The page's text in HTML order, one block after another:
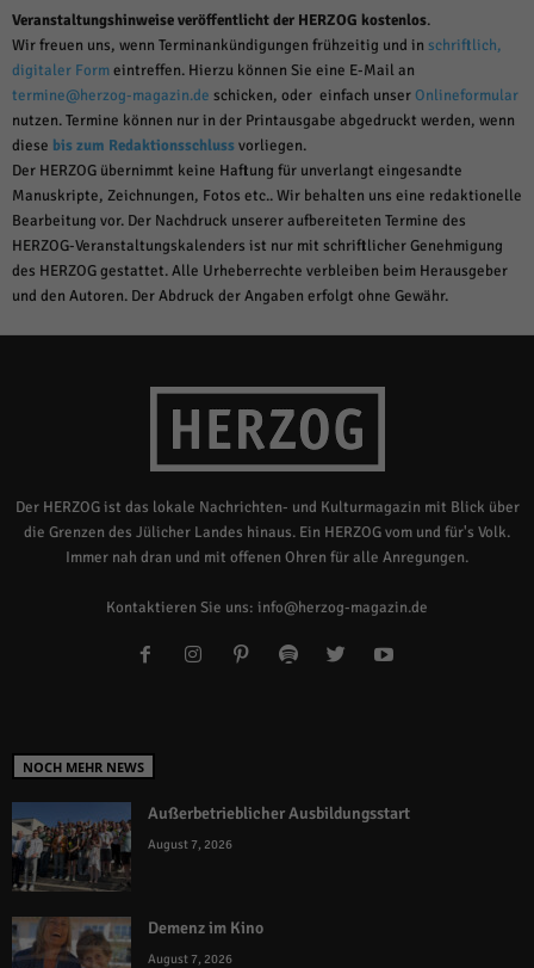
Veranstaltungshinweise veröffentlicht der HERZOG kostenlos.
Wir freuen uns, wenn Terminankündigungen frühzeitig und in schriftlich,
digitaler Formeintreffen. Hierzu können Sie eine E-Mail an
termine@herzog-magazin.de schicken, oder einfach unserOnlineformular
nutzen. Termine können nur in der Printausgabe abgedruckt werden, wenn
diese bis zum Redaktionsschlussvorliegen.
Der HERZOG übernimmt keine Haftung für unverlangt eingesandte
Manuskripte, Zeichnungen, Fotos etc.. Wir behalten uns eine redaktionelle
Bearbeitung vor. Der Nachdruck unserer aufbereiteten Termine des
HERZOG-Veranstaltungskalenders ist nur mit schriftlicher Genehmigung
des HERZOG gestattet. Alle Urheberrechte verbleiben beim Herausgeber
und den Autoren. Der Abdruck der Angaben erfolgt ohne Gewähr.
Der HERZOG ist das lokale Nachrichten- und Kulturmagazin mit Blick über
die Grenzen des Jülicher Landes hinaus. Ein HERZOG vom und für's Volk.
Immer nah dran und mit offenen Ohren für alle Anregungen.
Kontaktieren Sie uns: info@herzog-magazin.de
NOCH MEHR NEWS
Außerbetrieblicher Ausbildungsstart
August 7, 2026
Demenz im Kino
August 7, 2026